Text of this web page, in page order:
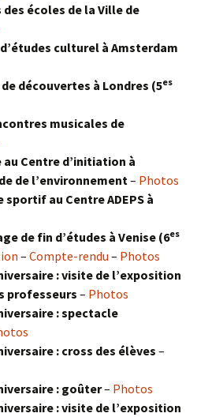
des écoles de la Ville de
culturel à Amsterdam
découvertes à Londres (5es
musicales de
au Centre d’initiation à
de l’environnement – Photos
sportif au Centre ADEPS à
de fin d’études à Venise (6es
– Compte-rendu – Photos
: visite de l’exposition
professeurs – Photos
: spectacle
: cross des élèves –
: goûter– Photos
: visite de l’exposition